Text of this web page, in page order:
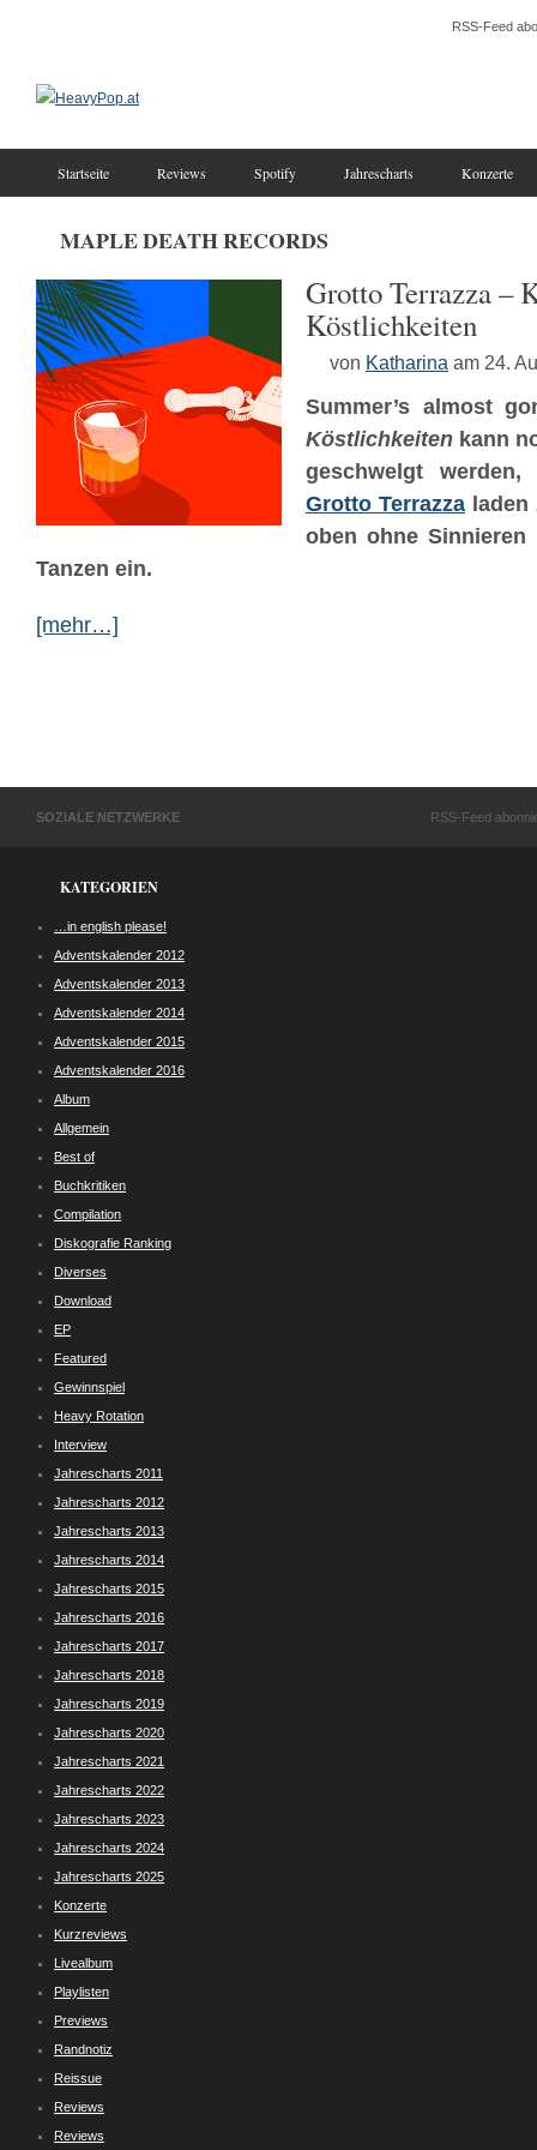
RSS-Feed
Startseite Reviews Spotify Jahrescharts Konzerte
MAPLE DEATH RECORDS
Grotto Terrazza –
Köstlichkeiten
von Katharina am 24.
Summer’s almost
Köstlichkeiten kann
geschwelgt
Grotto Terrazza
oben ohne Sinnieren
Tanzen ein.
[mehr…]
SOZIALE NETZWERKE RSS-Feed
KATEGORIEN
…in english please!
Adventskalender 2012
Adventskalender 2013
Adventskalender 2014
Adventskalender 2015
Adventskalender 2016
Album
Allgemein
Best of
Buchkritiken
Compilation
Diskografie Ranking
Diverses
Download
EP
Featured
Gewinnspiel
Heavy Rotation
Interview
Jahrescharts 2011
Jahrescharts 2012
Jahrescharts 2013
Jahrescharts 2014
Jahrescharts 2015
Jahrescharts 2016
Jahrescharts 2017
Jahrescharts 2018
Jahrescharts 2019
Jahrescharts 2020
Jahrescharts 2021
Jahrescharts 2022
Jahrescharts 2023
Jahrescharts 2024
Jahrescharts 2025
Konzerte
Kurzreviews
Livealbum
Playlisten
Previews
Randnotiz
Reissue
Reviews
Reviews